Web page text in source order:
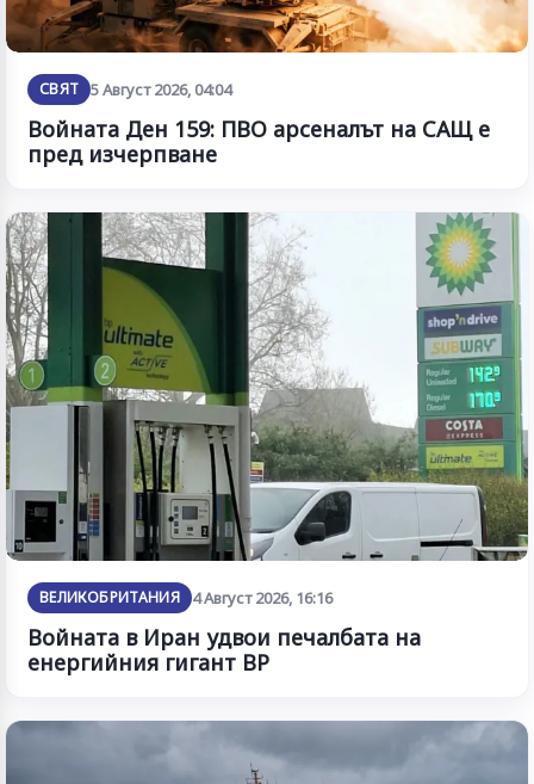
СВЯТ 5 Август 2026, 04:04
Войната Ден 159: ПВО арсеналът на САЩ е
пред изчерпване
ВЕЛИКОБРИТАНИЯ 4 Август 2026, 16:16
Войната в Иран удвои печалбата на
енергийния гигант BP